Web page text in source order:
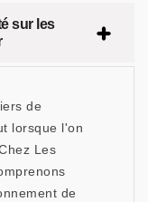
sur les
de
lorsque l'on
Les
de